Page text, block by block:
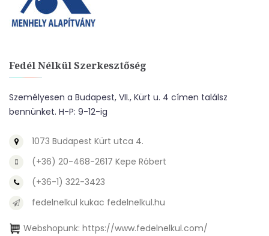
Fedél Nélkül Szerkesztőség
Személyesen a Budapest, VII., Kürt u. 4 címen találsz
bennünket. H-P: 9-12-ig
1073 Budapest Kürt utca 4.
(+36) 20-468-2617 Kepe Róbert
(+36-1) 322-3423
fedelnelkul kukac fedelnelkul.hu
Webshopunk: https://www.fedelnelkul.com/